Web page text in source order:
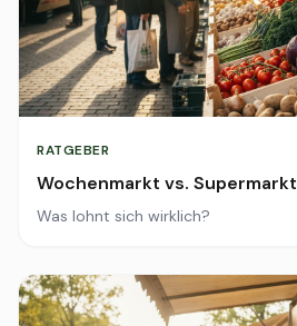
RATGEBER
Wochenmarkt vs. Supermarkt
Was lohnt sich wirklich?